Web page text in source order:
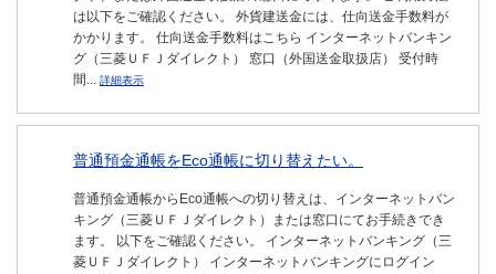
は以下をご確認ください。 外貨建送金には、仕向送金手数料が
かかります。 仕向送金手数料はこちら インターネットバンキン
グ（三菱ＵＦＪダイレクト） 窓口（外国送金取扱店） 受付時
間... 詳細表示
普通預金通帳をEco通帳に切り替えたい。
普通預金通帳からEco通帳への切り替えは、インターネットバン
キング（三菱ＵＦＪダイレクト）または窓口にてお手続きでき
ます。 以下をご確認ください。 インターネットバンキング（三
菱ＵＦＪダイレクト） インターネットバンキングにログイン